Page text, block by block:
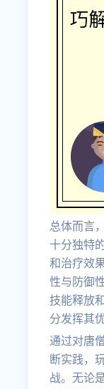
总体而言
十分独特
和治疗效
性与防御
技能释放
分发挥其
通过对唐
断实践，
战。无论